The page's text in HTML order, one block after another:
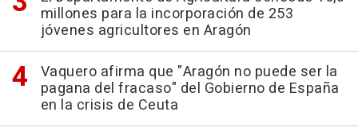
millones para la incorporación de 253
jóvenes agricultores en Aragón
Vaquero afirma que "Aragón no puede ser la
pagana del fracaso" del Gobierno de España
en la crisis de Ceuta